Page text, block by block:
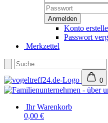
Konto
Passwort
Merkzettel
0
Ihr Warenkorb
0,00 €